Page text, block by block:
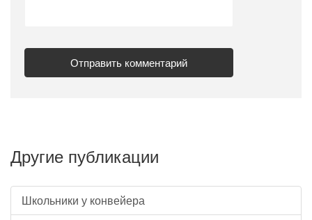
Другие публикации
Школьники у конвейера